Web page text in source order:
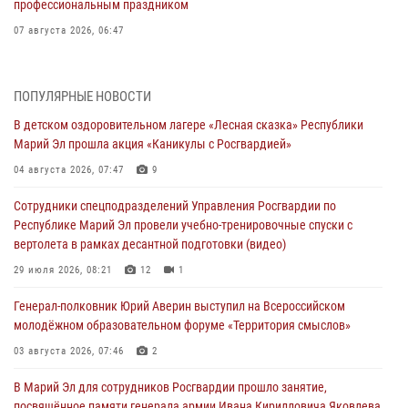
профессиональным праздником
07 августа 2026, 06:47
Всероссийском семинаре в Нижнем Новгороде (видео)
07 августа 2026, 06:25 8 1
Команда «Росгвардия» принимает участие в военно-спортивном
07 августа 2026, 05:43 10
Представитель вневедомственной охраны Управления Росгвардии
по Республике Марий Эл принял участие в учебно-методическом
06 августа 2026, 09:37 10
В Марий Эл сотрудники ЛРР Росгвардии за прошедший месяц
06 августа 2026, 08:00
ПОПУЛЯРНЫЕ НОВОСТИ
В детском оздоровительном лагере «Лесная сказка» Республики
Марий Эл прошла акция «Каникулы с Росгвардией»
04 августа 2026, 07:47 9
Сотрудники спецподразделений Управления Росгвардии по
Республике Марий Эл провели учебно-тренировочные спуски с
вертолета в рамках десантной подготовки (видео)
29 июля 2026, 08:21 12 1
Генерал-полковник Юрий Аверин выступил на Всероссийском
молодёжном образовательном форуме «Территория смыслов»
03 августа 2026, 07:46 2
В Марий Эл для сотрудников Росгвардии прошло занятие,